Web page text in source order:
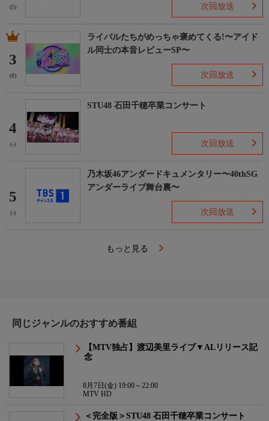
(5) 次回放送
3
(8)
ライバルたちがめっちゃ褒めてくる!〜アイド
ル同士の本音レビューSP〜
次回放送
4
(-)
STU48 石田千穂卒業コンサート
次回放送
5
(-)
乃木坂46アンダードキュメンタリー〜40thSG
アンダーライブ舞台裏〜
次回放送
もっと見る
同じジャンルのおすすめ番組
【MTV独占】渡辺美里ライブ▼ALリリース記
念
8月7日(金) 19:00～22:00
MTV HD
＜完全版＞STU48 石田千穂卒業コンサート